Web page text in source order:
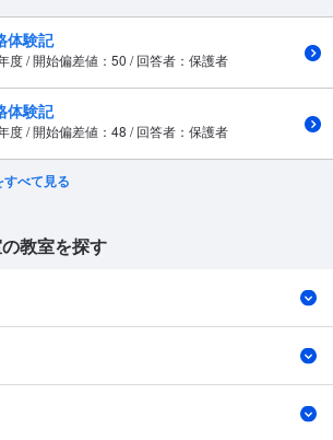
体験記
度 / 開始偏差値：50 / 回答者：保護者
体験記
度 / 開始偏差値：48 / 回答者：保護者
べて見る
教室を探す